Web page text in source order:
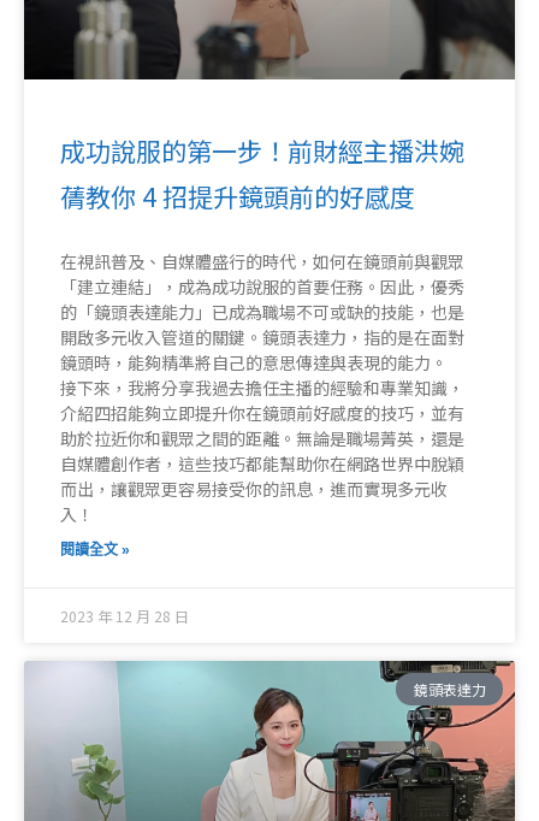
成功說服的第一步！前財經主播洪婉
蒨教你 4 招提升鏡頭前的好感度
在視訊普及、自媒體盛行的時代，如何在鏡頭前與觀眾
「建立連結」，成為成功說服的首要任務。因此，優秀
的「鏡頭表達能力」已成為職場不可或缺的技能，也是
開啟多元收入管道的關鍵。鏡頭表達力，指的是在面對
鏡頭時，能夠精準將自己的意思傳達與表現的能力。
接下來，我將分享我過去擔任主播的經驗和專業知識，
介紹四招能夠立即提升你在鏡頭前好感度的技巧，並有
助於拉近你和觀眾之間的距離。無論是職場菁英，還是
自媒體創作者，這些技巧都能幫助你在網路世界中脫穎
而出，讓觀眾更容易接受你的訊息，進而實現多元收
入！
閱讀全文 »
2023 年 12 月 28 日
鏡頭表達力